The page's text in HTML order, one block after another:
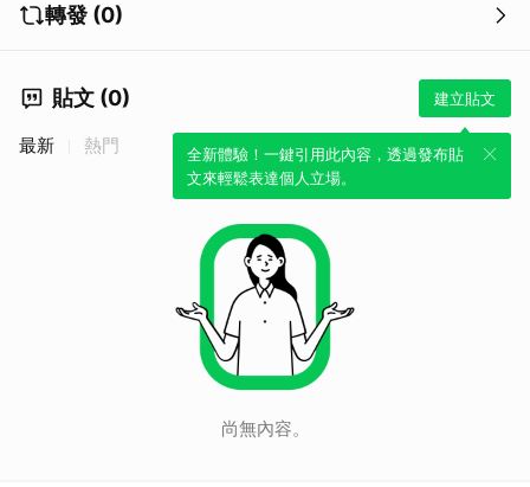
轉發 (0)
貼文 (0) 建立貼文
全新體驗！一鍵引用此內容，透過發布貼
文來輕鬆表達個人立場。
最新 熱門
尚無內容。